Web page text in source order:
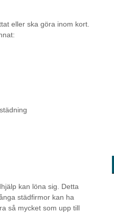
eller ska göra inom kort.
kan löna sig. Detta
städfirmor kan ha
så mycket som upp till